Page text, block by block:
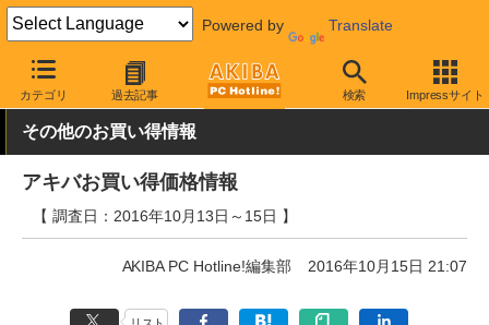
Powered by Translate
カテゴリ 過去記事 検索 Impressサイト
AKIBA PC Hotline! 秋葉原情報 価格情報 特価情報
その他のお買い得情報
アキバお買い得価格情報
【 調査日：2016年10月13日～15日 】
AKIBA PC Hotline!編集部 2016年10月15日 21:07